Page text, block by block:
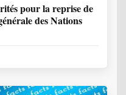
pour la reprise de
des Nations